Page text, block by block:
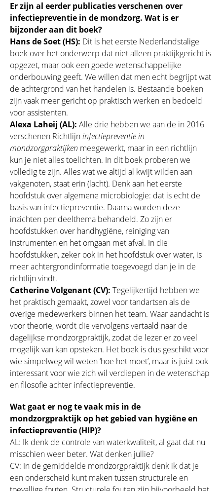
Er zijn al eerder publicaties verschenen over
infectiepreventie in de mondzorg. Wat is er
bijzonder aan dit boek?
Hans de Soet (HS): Dit is het eerste Nederlandstalige
boek over het onderwerp dat niet alleen praktijkgericht is
opgezet, maar ook een goede wetenschappelijke
onderbouwing geeft. We willen dat men echt begrijpt wat
de achtergrond van het handelen is. Bestaande boeken
zijn vaak meer gericht op praktisch werken en bedoeld
voor assistenten.
Alexa Laheij (AL): Alle drie hebben we aan de in 2016
verschenen Richtlijninfectiepreventie in
mondzorgpraktijken meegewerkt, maar in een richtlijn
kun je niet alles toelichten. In dit boek proberen we
volledig te zijn. Alles wat we altijd al kwijt wilden aan
vakgenoten, staat erin (lacht). Denk aan het eerste
hoofdstuk over algemene microbiologie: dat is echt de
basis van infectiepreventie. Daarna worden deze
inzichten per deelthema behandeld. Zo zijn er
hoofdstukken over handhygiëne, reiniging van
instrumenten en het omgaan met afval. In die
hoofdstukken, zeker ook in het hoofdstuk over water, is
meer achtergrondinformatie toegevoegd dan je in de
richtlijn vindt.
Catherine Volgenant (CV): Tegelijkertijd hebben we
het praktisch gemaakt, zowel voor tandartsen als de
overige medewerkers binnen het team. Waar aandacht is
voor theorie, wordt die vervolgens vertaald naar de
dagelijkse mondzorgpraktijk, zodat de lezer er zo veel
mogelijk van kan opsteken. Het boek is dus geschikt voor
wie simpelweg wil weten ‘hoe het moet’, maar is juist ook
interessant voor wie zich wil verdiepen in de wetenschap
en filosofie achter infectiepreventie.
Wat gaat er nog te vaak mis in de
mondzorgpraktijk op het gebied van hygiëne en
infectiepreventie (HIP)?
AL: Ik denk de controle van waterkwaliteit, al gaat dat nu
misschien weer beter. Wat denken jullie?
CV: In de gemiddelde mondzorgpraktijk denk ik dat je
een onderscheid kunt maken tussen structurele en